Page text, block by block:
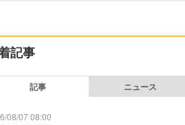
記事
記事 ニュース
08/07 08:00